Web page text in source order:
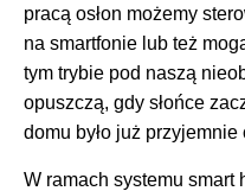
pracą osłon możemy
na smartfonie lub też
tym trybie pod naszą
opuszczą, gdy słońce
domu było już
W ramach systemu smart